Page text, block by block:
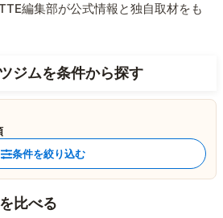
編集部が公式情報と独自取材をも
ジムを条件から探す
条件を絞り込む
比べる